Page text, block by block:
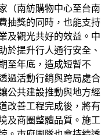
（南紡購物中心至台南
抽獎的同時，也能支持
及觀光共好的效益。中
於提升行人通行安全、
至年底，造成短暫不
過活動行銷與跨局處合
公共建設推動與地方經
改善工程完成後，將有
及商圈整體品質。施工